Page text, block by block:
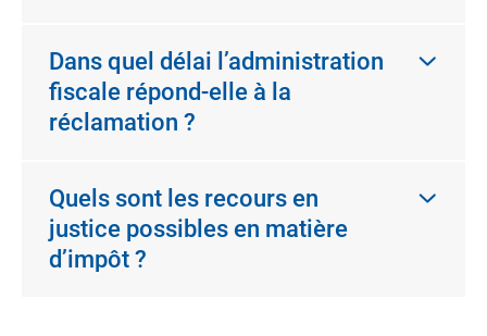
Dans quel délai l’administration
fiscale répond-elle à la
réclamation ?
Quels sont les recours en
justice possibles en matière
d’impôt ?